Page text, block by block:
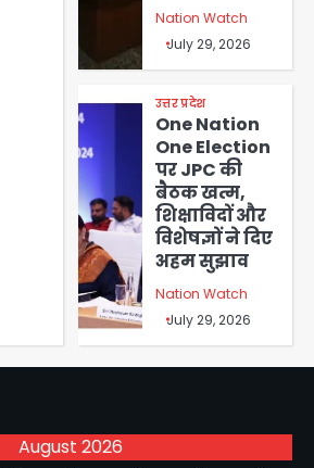
Nation Watch
July 29, 2026
उत्तर प्रदेश
One Nation
One Election
पर JPC की
बैठक खत्म,
शिक्षाविदों और
विशेषज्ञों ने दिए
अहम सुझाव
Nation Watch
July 29, 2026
August 2026